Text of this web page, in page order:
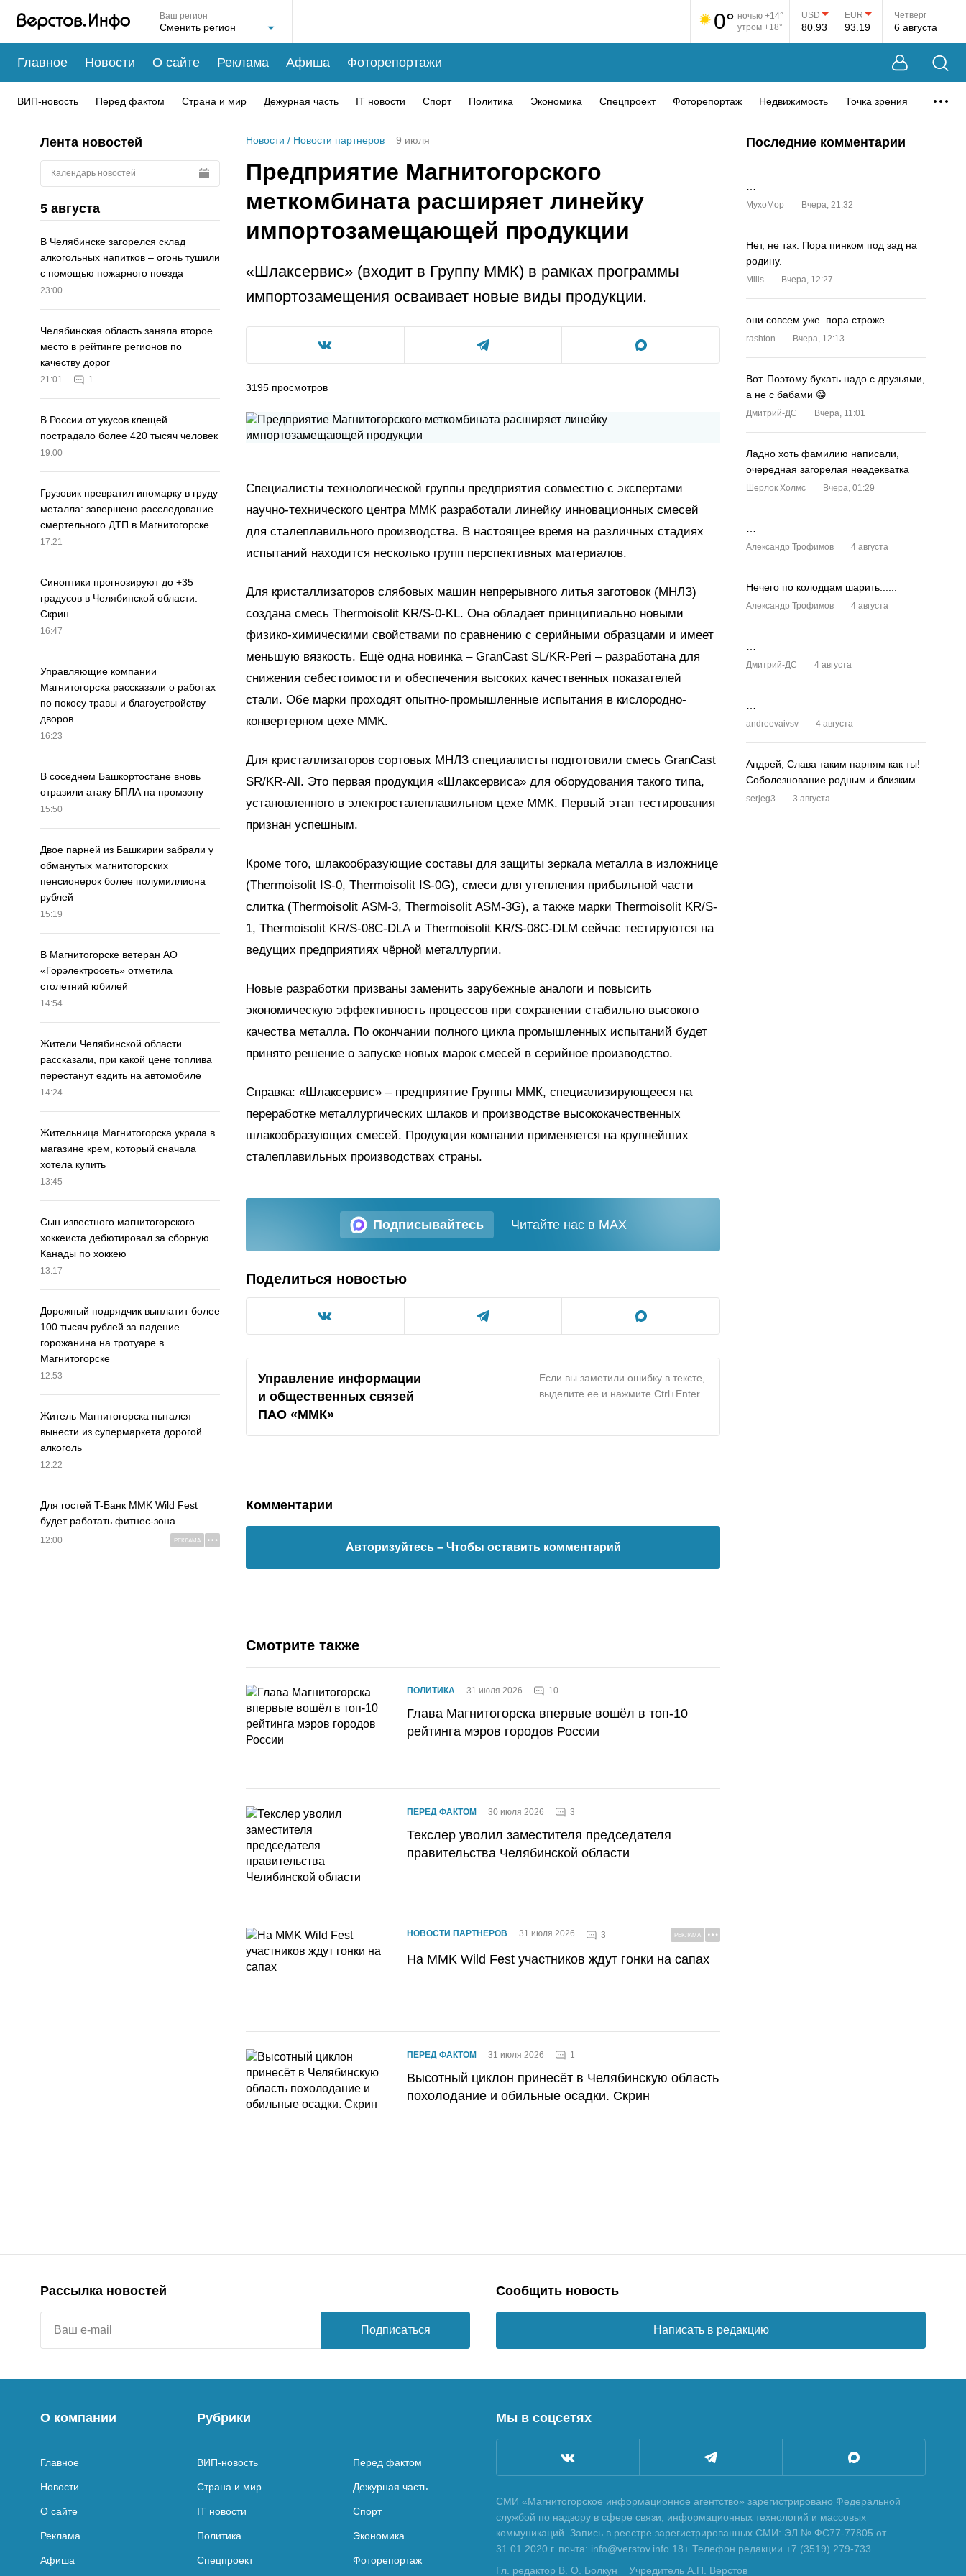
Ваш регион 0° ночью +14°
утром +18°
USD
80.93
EUR
93.19
Четверг
6 августа
Главное Новости О сайте Реклама Афиша Фоторепортажи
ВИП-новость Перед фактом Страна и мир Дежурная часть IT новости Спорт Политика Экономика Спецпроект Фоторепортаж Недвижимость Точка зрения
Лента новостей
Календарь новостей
5 августа
В Челябинске загорелся склад
алкогольных напитков – огонь тушили
с помощью пожарного поезда
23:00
Челябинская область заняла второе
место в рейтинге регионов по
качеству дорог
21:01 1
В России от укусов клещей
пострадало более 420 тысяч человек
19:00
Грузовик превратил иномарку в груду
металла: завершено расследование
смертельного ДТП в Магнитогорске
17:21
Синоптики прогнозируют до +35
градусов в Челябинской области.
Скрин
16:47
Управляющие компании
Магнитогорска рассказали о работах
по покосу травы и благоустройству
дворов
16:23
В соседнем Башкортостане вновь
отразили атаку БПЛА на промзону
15:50
Двое парней из Башкирии забрали у
обманутых магнитогорских
пенсионерок более полумиллиона
рублей
15:19
В Магнитогорске ветеран АО
«Горэлектросеть» отметила
столетний юбилей
14:54
Жители Челябинской области
рассказали, при какой цене топлива
перестанут ездить на автомобиле
14:24
Жительница Магнитогорска украла в
магазине крем, который сначала
хотела купить
13:45
Сын известного магнитогорского
хоккеиста дебютировал за сборную
Канады по хоккею
13:17
Дорожный подрядчик выплатит более
100 тысяч рублей за падение
горожанина на тротуаре в
Магнитогорске
12:53
Житель Магнитогорска пытался
вынести из супермаркета дорогой
алкоголь
12:22
Для гостей T-Банк MMK Wild Fest
будет работать фитнес-зона
12:00 РЕКЛАМА
Новости / Новости партнеров 9 июля
Предприятие Магнитогорского
меткомбината расширяет линейку
импортозамещающей продукции
«Шлаксервис» (входит в Группу ММК) в рамках программы
импортозамещения осваивает новые виды продукции.
3195 просмотров
Специалисты технологической группы предприятия совместно с экспертами
научно-технического центра ММК разработали линейку инновационных смесей
для сталеплавильного производства. В настоящее время на различных стадиях
испытаний находится несколько групп перспективных материалов.
Для кристаллизаторов слябовых машин непрерывного литья заготовок (МНЛЗ)
создана смесь Thermoisolit KR/S-0-KL. Она обладает принципиально новыми
физико-химическими свойствами по сравнению с серийными образцами и имеет
меньшую вязкость. Ещё одна новинка – GranCast SL/KR-Peri – разработана для
снижения себестоимости и обеспечения высоких качественных показателей
стали. Обе марки проходят опытно-промышленные испытания в кислородно-
конвертерном цехе ММК.
Для кристаллизаторов сортовых МНЛЗ специалисты подготовили смесь GranCast
SR/KR-All. Это первая продукция «Шлаксервиса» для оборудования такого типа,
установленного в электросталеплавильном цехе ММК. Первый этап тестирования
признан успешным.
Кроме того, шлакообразующие составы для защиты зеркала металла в изложнице
(Thermoisolit IS-0, Thermoisolit IS-0G), смеси для утепления прибыльной части
слитка (Thermoisolit АSМ-3, Thermoisolit АSМ-3G), а также марки Thermoisolit KR/S-
1, Thermoisolit KR/S-08С-DLА и Thermoisolit KR/S-08С-DLМ сейчас тестируются на
ведущих предприятиях чёрной металлургии.
Новые разработки призваны заменить зарубежные аналоги и повысить
экономическую эффективность процессов при сохранении стабильно высокого
качества металла. По окончании полного цикла промышленных испытаний будет
принято решение о запуске новых марок смесей в серийное производство.
Справка: «Шлаксервис» – предприятие Группы ММК, специализирующееся на
переработке металлургических шлаков и производстве высококачественных
шлакообразующих смесей. Продукция компании применяется на крупнейших
сталеплавильных производствах страны.
Подписывайтесь Читайте нас в MAX
Поделиться новостью
Управление информации
и общественных связей
ПАО «ММК»
Если вы заметили ошибку в тексте,
выделите ее и нажмите Ctrl+Enter
Комментарии
Авторизуйтесь – Чтобы оставить комментарий
Смотрите также
ПОЛИТИКА 31 июля 2026 10
Глава Магнитогорска впервые вошёл в топ-10
рейтинга мэров городов России
ПЕРЕД ФАКТОМ 30 июля 2026 3
Текслер уволил заместителя председателя
правительства Челябинской области
НОВОСТИ ПАРТНЕРОВ 31 июля 2026 3 РЕКЛАМА
На MMK Wild Fest участников ждут гонки на сапах
ПЕРЕД ФАКТОМ 31 июля 2026 1
Высотный циклон принесёт в Челябинскую область
похолодание и обильные осадки. Скрин
Последние комментарии
MyxoMop Вчера, 21:32
Нет, не так. Пора пинком под зад на
родину.
Mills Вчера, 12:27
они совсем уже. пора строже
rashton Вчера, 12:13
Вот. Поэтому бухать надо с друзьями,
а не с бабами 😁
Дмитрий-ДС Вчера, 11:01
Ладно хоть фамилию написали,
очередная загорелая неадекватка
Шерлок Холмс Вчера, 01:29
Александр Трофимов 4 августа
Нечего по колодцам шарить......
Александр Трофимов 4 августа
Дмитрий-ДС 4 августа
andreevaivsv 4 августа
Андрей, Слава таким парням как ты!
Соболезнование родным и близким.
serjeg3 3 августа
Рассылка новостей
Подписаться
Сообщить новость
Написать в редакцию
О компании
Главное
Новости
О сайте
Реклама
Афиша
Рубрики
ВИП-новость Перед фактом
Страна и мир Дежурная часть
IT новости Спорт
Политика Экономика
Спецпроект Фоторепортаж
Мы в соцсетях
СМИ «Магнитогорское информационное агентство» зарегистрировано Федеральной
службой по надзору в сфере связи, информационных технологий и массовых
коммуникаций. Запись в реестре зарегистрированных СМИ: ЭЛ № ФС77-77805 от
31.01.2020 г. почта: info@verstov.info 18+ Телефон редакции +7 (3519) 279-733
Гл. редактор В. О. Болкун
Учредитель А.П. Верстов